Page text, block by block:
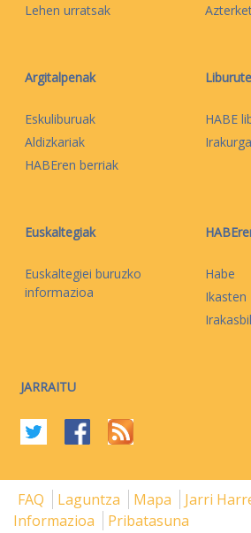
Lehen urratsak
Argitalpenak
Eskuliburuak
Aldizkariak
HABEren berriak
HABE
Euskaltegiak
Euskaltegiei buruzko
informazioa
Habe
Ikasten
Irakasbil
JARRAITU
FAQ Laguntza Mapa Jarri
Informazioa
Pribatasuna